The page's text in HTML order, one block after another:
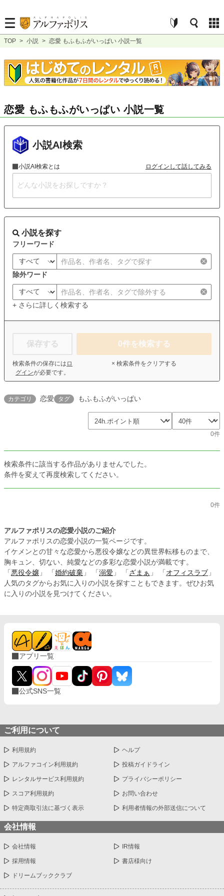
TOP > 小説 > 恋愛 もふもふがいっぱい 小説一覧
恋愛 もふもふがいっぱい 小説一覧
小説AI検索
小説AI検索とは ログインして話してみる
小説を探す
フリーワード
除外ワード
+ さらに詳しく検索する
保存する
検索条件の保存には ロ
グインが必要です。
0件を検索する
× 検索条件をクリアする
カテゴリ 恋愛 タグ もふもふがいっぱい
0件
検索条件に該当する作品がありませんでした。
条件を変えて再度検索してください。
0件
アルファポリスの恋愛小説のご紹介
アルファポリスの恋愛小説の一覧ページです。
イケメンとの甘々な恋愛から悪役令嬢などの異世界転移ものまで、
胸キュン、切ない、純愛などの多彩な恋愛小説が満載です。
「 悪役令嬢 」 「 婚約破棄 」 「 溺愛 」 「 ざまぁ 」 「 オフィスラブ 」
人気のタグからお気に入りの小説を探すこともできます。ぜひお気
に入りの小説を見つけてください。
アプリ一覧
公式SNS一覧
ご利用について
利用規約 ヘルプ
アルファコイン利用規約 投稿ガイドライン
レンタルサービス利用規約 プライバシーポリシー
スコア利用規約 お問い合わせ
特定商取引法に基づく表示 利用者情報の外部送信について
会社情報
会社情報 IR情報
採用情報 書店様向け
ドリームブッククラブ